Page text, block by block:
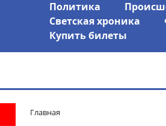
Политика
Светская хроника
Купить билеты
Главная